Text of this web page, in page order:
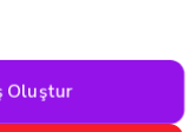
Oluştur